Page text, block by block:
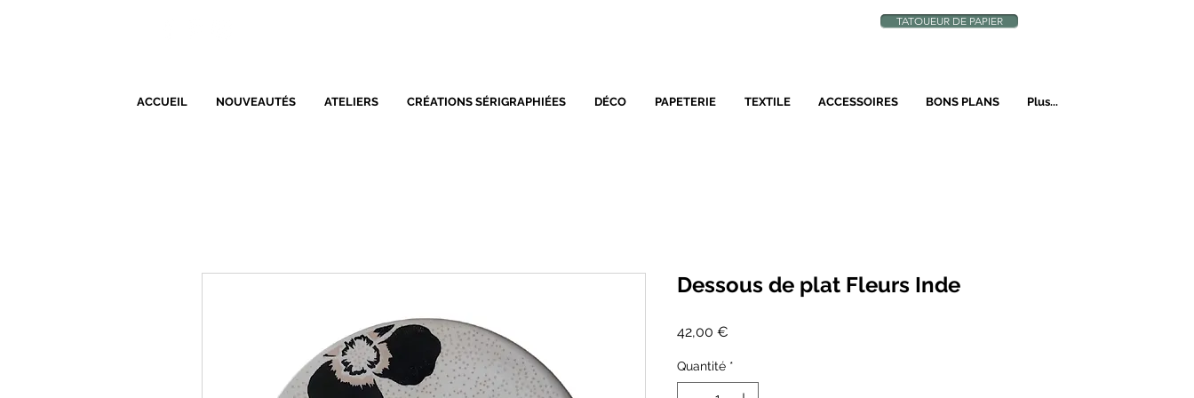
TATOUEUR DE PAPIER
ACCUEIL NOUVEAUTÉS ATELIERS CRÉATIONS SÉRIGRAPHIÉES DÉCO PAPETERIE TEXTILE ACCESSOIRES BONS PLANS Plus...
Dessous de plat Fleurs Inde
42,00 €
Quantité *